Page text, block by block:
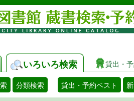
いろいろ検索 貸出・
分類検索 貸出・予約ベスト